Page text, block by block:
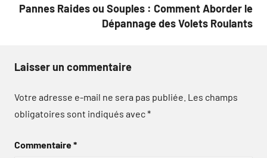
Pannes Raides ou Souples : Comment Aborder le
Dépannage des Volets Roulants
Laisser un commentaire
Votre adresse e-mail ne sera pas publiée. Les champs
obligatoires sont indiqués avec*
Commentaire*